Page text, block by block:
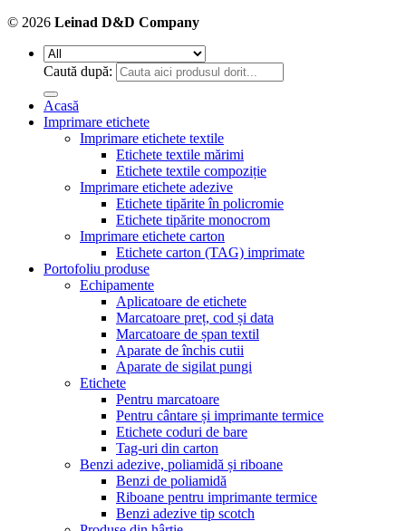
© 2026 Leinad D&D Company
Caută după:
Acasă
Imprimare etichete
Imprimare etichete textile
Etichete textile mărimi
Etichete textile compoziție
Imprimare etichete adezive
Etichete tipărite în policromie
Etichete tipărite monocrom
Imprimare etichete carton
Etichete carton (TAG) imprimate
Portofoliu produse
Echipamente
Aplicatoare de etichete
Marcatoare preț, cod și data
Marcatoare de șpan textil
Aparate de închis cutii
Aparate de sigilat pungi
Etichete
Pentru marcatoare
Pentru cântare și imprimante termice
Etichete coduri de bare
Tag-uri din carton
Benzi adezive, poliamidă și riboane
Benzi de poliamidă
Riboane pentru imprimante termice
Benzi adezive tip scotch